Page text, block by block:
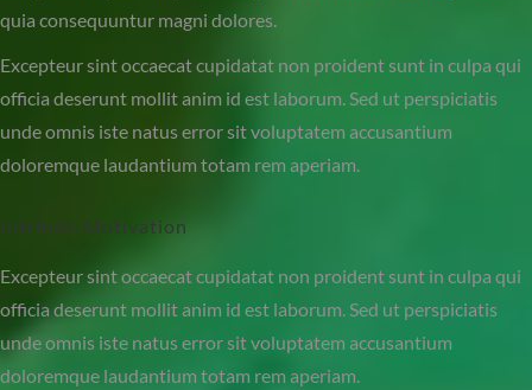
quia consequuntur magni dolores.
Excepteur sint occaecat cupidatat non proident sunt in culpa qui
officia deserunt mollit anim id est laborum. Sed ut perspiciatis
unde omnis iste natus error sit voluptatem accusantium
doloremque laudantium totam rem aperiam.
Intrinsic Motivation
Excepteur sint occaecat cupidatat non proident sunt in culpa qui
officia deserunt mollit anim id est laborum. Sed ut perspiciatis
unde omnis iste natus error sit voluptatem accusantium
doloremque laudantium totam rem aperiam.